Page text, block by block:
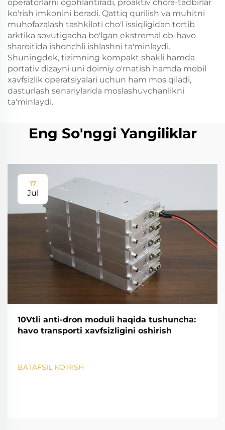
operatorlarni ogohlantiradi, proaktiv chora-tadbirlar
ko'rish imkonini beradi. Qattiq qurilish va muhitni
muhofazalash tashkiloti cho'l issiqligidan tortib
arktika sovutigacha bo'lgan ekstremal ob-havo
sharoitida ishonchli ishlashni ta'minlaydi.
Shuningdek, tizimning kompakt shakli hamda
portativ dizayni uni doimiy o'rnatish hamda mobil
xavfsizlik operatsiyalari uchun ham mos qiladi,
dasturlash senariylarida moslashuvchanlikni
ta'minlaydi.
Eng So'nggi Yangiliklar
17
Jul
10Vtli anti-dron moduli haqida tushuncha:
havo transporti xavfsizligini oshirish
BATAFSIL KO'RISH